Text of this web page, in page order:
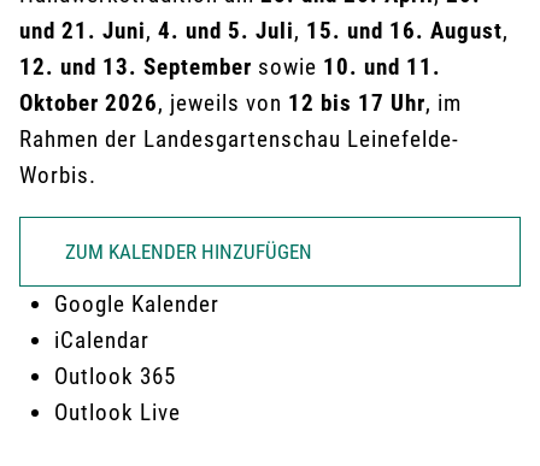
und 21. Juni, 4. und 5. Juli, 15. und 16. August,
12. und 13. September sowie 10. und 11.
Oktober 2026, jeweils von 12 bis 17 Uhr, im
Rahmen der Landesgartenschau Leinefelde-
Worbis.
ZUM KALENDER HINZUFÜGEN
Google Kalender
iCalendar
Outlook 365
Outlook Live